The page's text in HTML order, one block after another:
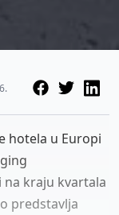
hotela u Europi
kraju kvartala
predstavlja